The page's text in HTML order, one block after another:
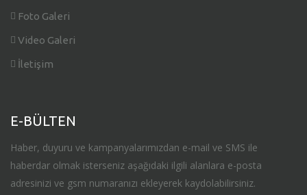
Foto Galeri
Video Galeri
İletişim
E-BÜLTEN
Haber, duyuru ve kampanyalarımızdan e-mail ve SMS ile
haberdar olmak isterseniz aşağıdaki ilgili alanlara e-posta
adresinizi ve gsm numaranızı ekleyerek kaydolabilirsiniz.